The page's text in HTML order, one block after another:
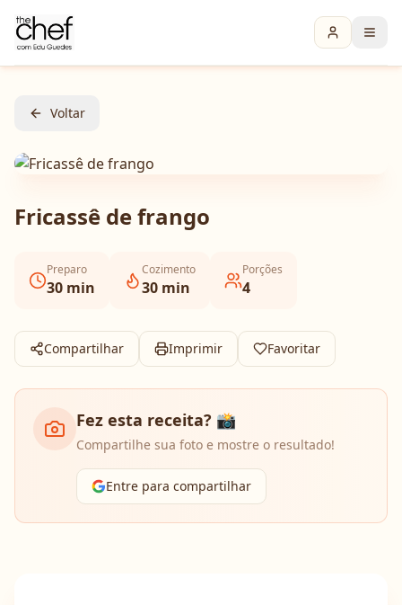
Voltar
Fricassê de frango
Preparo
30 min
Cozimento
30 min
Porções
4
Compartilhar Imprimir Favoritar
Fez esta receita? 📸
Compartilhe sua foto e mostre o resultado!
Entre para compartilhar